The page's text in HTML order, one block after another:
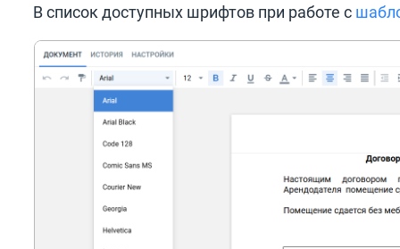
В список доступных шрифтов при работе с